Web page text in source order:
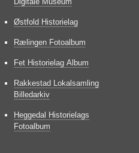
Østfold Historielag
Rælingen Fotoalbum
Fet Historielag Album
Rakkestad Lokalsamling
Billedarkiv
Heggedal Historielags
Fotoalbum